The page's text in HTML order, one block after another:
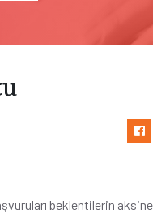
beklentilerin